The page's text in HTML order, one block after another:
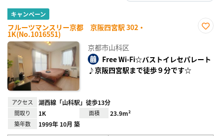
キャンペーン
フルーツマンスリー京都 京阪四宮駅 302・
1K(No.1016551)
録
京都市山科区
Free Wi-Fi☆バストイレセパレート
♪京阪四宮駅まで徒歩９分です☆
アクセス 湖西線「山科駅」徒歩13分
間取り 1K 面積 23.9m²
築年数 1999年 10月 築